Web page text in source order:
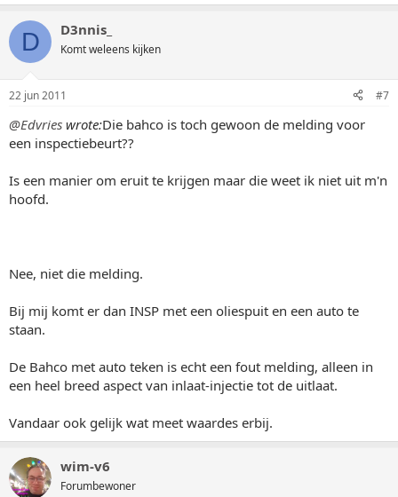
D D3nnis_
Komt weleens kijken
22 jun 2011 #7
@Edvries wrote:Die bahco is toch gewoon de melding voor
een inspectiebeurt??
Is een manier om eruit te krijgen maar die weet ik niet uit m'n
hoofd.
Nee, niet die melding.
Bij mij komt er dan INSP met een oliespuit en een auto te
staan.
De Bahco met auto teken is echt een fout melding, alleen in
een heel breed aspect van inlaat-injectie tot de uitlaat.
Vandaar ook gelijk wat meet waardes erbij.
wim-v6
Forumbewoner